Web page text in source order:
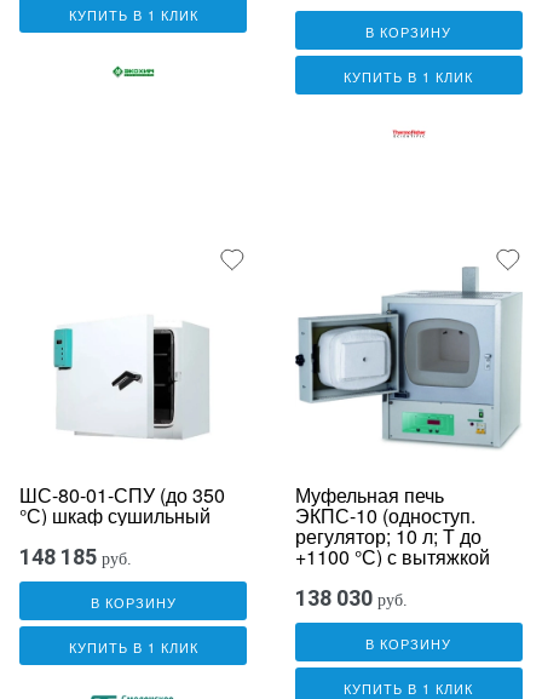
КУПИТЬ В 1 КЛИК
В КОРЗИНУ
КУПИТЬ В 1 КЛИК
ШС-80-01-СПУ (до 350
°С) шкаф сушильный
148 185 руб.
В КОРЗИНУ
КУПИТЬ В 1 КЛИК
Муфельная печь
ЭКПС-10 (одноступ.
регулятор; 10 л; Т до
+1100 °С) с вытяжкой
138 030 руб.
В КОРЗИНУ
КУПИТЬ В 1 КЛИК